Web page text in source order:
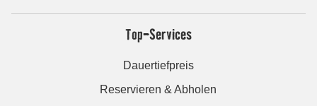
Top-Services
Dauertiefpreis
Reservieren & Abholen